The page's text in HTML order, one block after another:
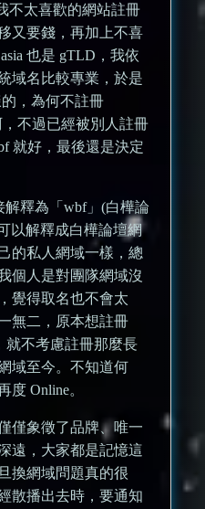
不太喜歡的網站註冊
又要錢，再加上不喜
也是 gTLD，我依
域名比較專業，於是
，為何不註冊
不過已經被別人註冊
就好，最後還是決定
解釋為「wbf」(白樺論
以解釋成白樺論壇網
的私人網域一樣，總
個人是對團隊網域沒
覺得取名也不會太
無二，原本想註冊
就不考慮註冊那麼長
域至今。不知道何
度 Online。
僅象徵了品牌、唯一
遠，大家都是記憶這
換網域問題真的很
散播出去時，要通知